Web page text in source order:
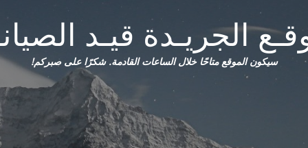
الجريـدة قيـد
سيكون الموقع متاحًا خلال الساعات القادمة. شكرًا على صبركم!